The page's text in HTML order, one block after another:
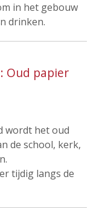
in het gebouw
drinken.
Oud papier
wordt het oud
de school, kerk,
tijdig langs de